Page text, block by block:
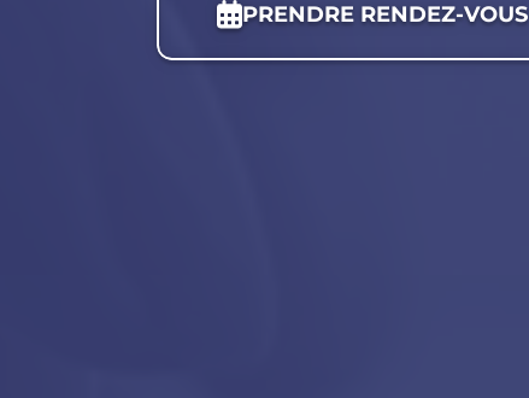
PRENDRE RENDEZ-VOUS